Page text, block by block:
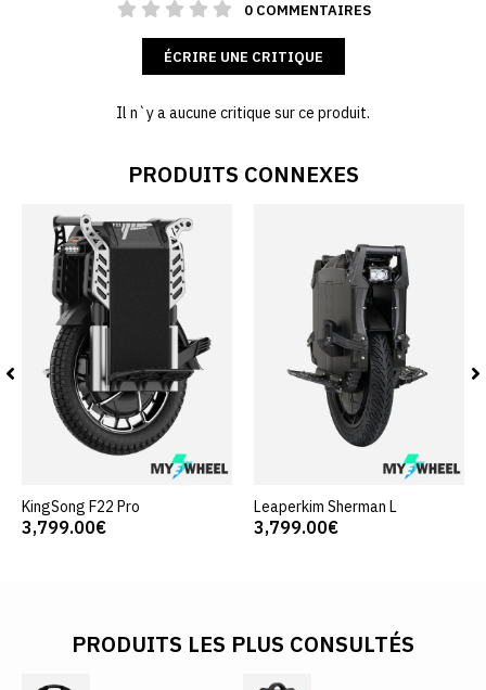
0 COMMENTAIRES
ÉCRIRE UNE CRITIQUE
Il n`y a aucune critique sur ce produit.
PRODUITS CONNEXES
KingSong F22 Pro
3,799.00€
Leaperkim Sherman L
3,799.00€
PRODUITS LES PLUS CONSULTÉS